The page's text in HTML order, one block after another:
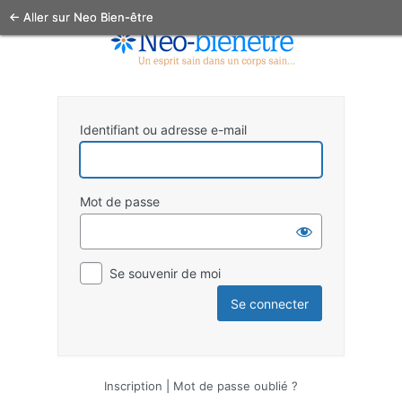
Identifiant ou adresse e-mail
Mot de passe
Se souvenir de moi
Inscription Mot de passe oublié ?
← Aller sur Neo Bien-être